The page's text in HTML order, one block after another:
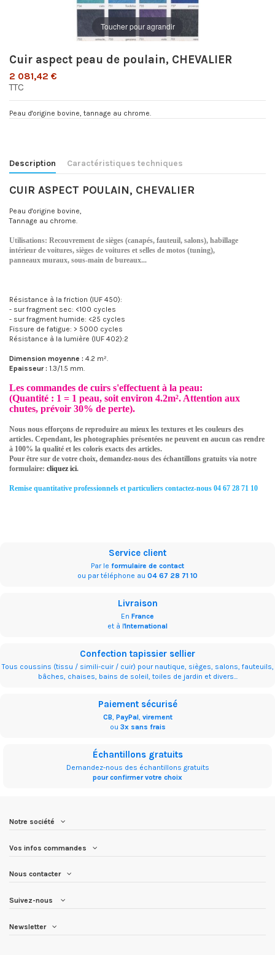
Toucher pour agrandir
Cuir aspect peau de poulain, CHEVALIER
2 081,42 €
TTC
Peau d'origine bovine, tannage au chrome.
Description Caractéristiques techniques
CUIR ASPECT POULAIN, CHEVALIER
Peau d'origine bovine,
Tannage au chrome.
Utilisations: Recouvrement de sièges (canapés, fauteuil, salons), habillage
intérieur de voitures, sièges de voitures et selles de motos (tuning),
panneaux muraux, sous-main de bureaux...
Résistance à la friction (IUF 450):
- sur fragment sec: <100 cycles
- sur fragment humide: <25 cycles
Fissure de fatigue: > 5000 cycles
Résistance à la lumière (IUF 402):2
Dimension moyenne : 4.2 m².
Epaisseur : 1.3/1.5 mm.
Les commandes de cuirs s'effectuent à la peau:
(Quantité : 1 = 1 peau, soit environ 4.2m². Attention aux
chutes, prévoir 30% de perte).
Nous nous efforçons de reproduire au mieux les textures et les couleurs des
articles. Cependant, les photographies présentées ne peuvent en aucun cas rendre
à 100% la qualité et les coloris exacts des articles.
Pour être sur de votre choix, demandez-nous des échantillons gratuits via notre
formulaire: cliquez ici.
Remise quantitative professionnels et particuliers contactez-nous 04 67 28 71 10
Service client
Par le formulaire de contact
ou par téléphone au 04 67 28 71 10
Livraison
En France
et à l'International
Confection tapissier sellier
Tous coussins (tissu / simili-cuir / cuir) pour nautique, sièges, salons, fauteuils,
bâches, chaises, bains de soleil, toiles de jardin et divers...
Paiement sécurisé
CB, PayPal, virement
ou 3x sans frais
Échantillons gratuits
Demandez-nous des échantillons gratuits
pour confirmer votre choix
Notre société
Vos infos commandes
Nous contacter
Suivez-nous
Newsletter